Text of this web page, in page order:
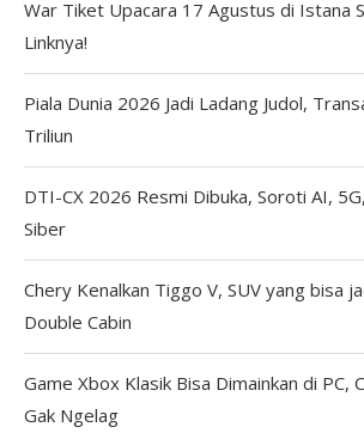
War Tiket Upacara 17 Agustus di Istana
Linknya!
Piala Dunia 2026 Jadi Ladang Judol,
Triliun
DTI-CX 2026 Resmi Dibuka, Soroti AI,
Siber
Chery Kenalkan Tiggo V, SUV yang bisa
Double Cabin
Game Xbox Klasik Bisa Dimainkan di PC,
Gak Ngelag